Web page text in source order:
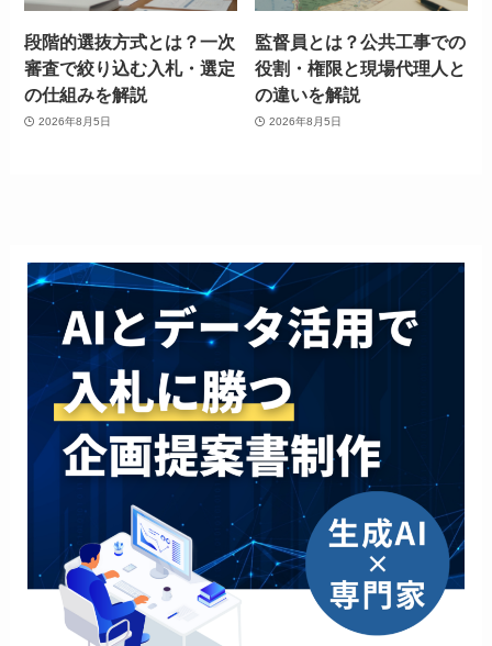
段階的選抜方式とは？一次
審査で絞り込む入札・選定
の仕組みを解説
2026年8月5日
監督員とは？公共工事での
役割・権限と現場代理人と
の違いを解説
2026年8月5日